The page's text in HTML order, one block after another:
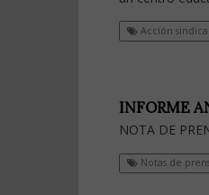
Acción sindical
INFORME
NOTA DE
Notas de